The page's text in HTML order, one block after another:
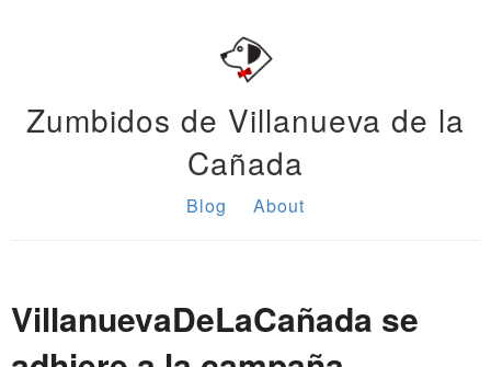
Zumbidos de Villanueva de la
Cañada
Blog About
VillanuevaDeLaCañada se